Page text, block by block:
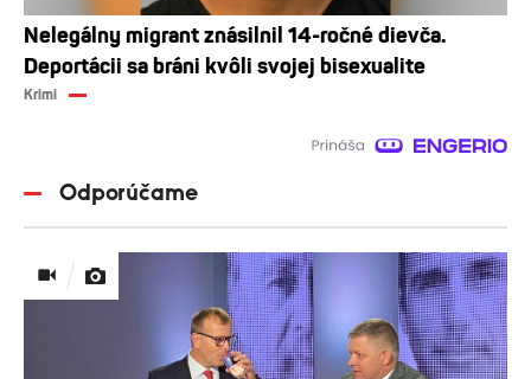
Nelegálny migrant znásilnil 14-ročné dievča.
Deportácii sa bráni kvôli svojej bisexualite
Krimi
Odporúčame